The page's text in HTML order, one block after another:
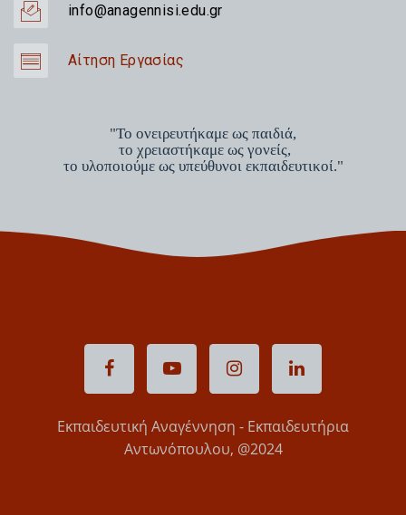
info@anagennisi.edu.gr
Αίτηση Εργασίας
"Το ονειρευτήκαμε ως παιδιά,
το χρειαστήκαμε ως γονείς,
το υλοποιούμε ως υπεύθυνοι εκπαιδευτικοί."
Εκπαιδευτική Αναγέννηση - Εκπαιδευτήρια
Αντωνόπουλου, @2024